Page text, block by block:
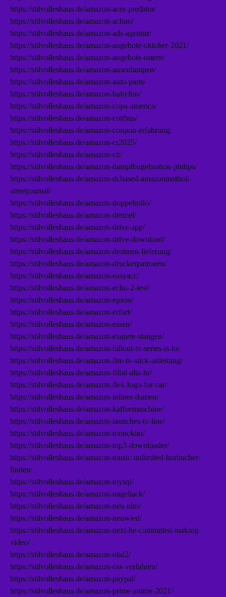
https://stilvolleshaus.de/amazon-acer-predator/
https://stilvolleshaus.de/amazon-achim/
https://stilvolleshaus.de/amazon-ads-agentur/
https://stilvolleshaus.de/amazon-angebote-oktober-2021/
https://stilvolleshaus.de/amazon-angebote-ostern/
https://stilvolleshaus.de/amazon-ausenlampen/
https://stilvolleshaus.de/amazon-auto-parts/
https://stilvolleshaus.de/amazon-babyfon/
https://stilvolleshaus.de/amazon-copa-america/
https://stilvolleshaus.de/amazon-cottbus/
https://stilvolleshaus.de/amazon-coupon-erfahrung/
https://stilvolleshaus.de/amazon-cr2025/
https://stilvolleshaus.de/amazon-ctr/
https://stilvolleshaus.de/amazon-dampfbugelstation-philips/
https://stilvolleshaus.de/amazon-dcbased-amazonmattioli-
streetjournal/
https://stilvolleshaus.de/amazon-doppelrollo/
https://stilvolleshaus.de/amazon-dremel/
https://stilvolleshaus.de/amazon-drive-app/
https://stilvolleshaus.de/amazon-drive-download/
https://stilvolleshaus.de/amazon-drohnen-lieferung/
https://stilvolleshaus.de/amazon-druckerpatronen/
https://stilvolleshaus.de/amazon-easyacc/
https://stilvolleshaus.de/amazon-echo-2-test/
https://stilvolleshaus.de/amazon-epson/
https://stilvolleshaus.de/amazon-erfurt/
https://stilvolleshaus.de/amazon-essen/
https://stilvolleshaus.de/amazon-etagere-stangen/
https://stilvolleshaus.de/amazon-fallout-tv-series-is-to/
https://stilvolleshaus.de/amazon-fire-tv-stick-anleitung/
https://stilvolleshaus.de/amazon-fitbit-alta-hr/
https://stilvolleshaus.de/amazon-flex-logo-for-car/
https://stilvolleshaus.de/amazon-inliner-damen/
https://stilvolleshaus.de/amazon-kaffeemaschine/
https://stilvolleshaus.de/amazon-launches-tv-line/
https://stilvolleshaus.de/amazon-monokini/
https://stilvolleshaus.de/amazon-mp3-downloader/
https://stilvolleshaus.de/amazon-music-unlimited-horbucher-
finden/
https://stilvolleshaus.de/amazon-mysql/
https://stilvolleshaus.de/amazon-nagellack/
https://stilvolleshaus.de/amazon-neu-ulm/
https://stilvolleshaus.de/amazon-neuwied/
https://stilvolleshaus.de/amazon-next-he-committed-making-
video/
https://stilvolleshaus.de/amazon-obd2/
https://stilvolleshaus.de/amazon-oss-verfahren/
https://stilvolleshaus.de/amazon-paypal/
https://stilvolleshaus.de/amazon-prime-anime-2021/